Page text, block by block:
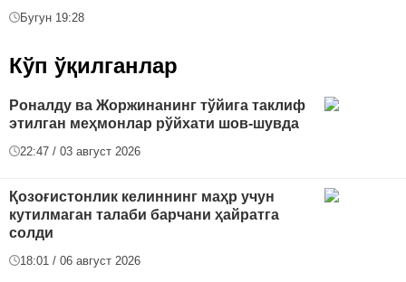
Бугун 19:28
Кўп ўқилганлар
Роналду ва Жоржинанинг тўйига таклиф
этилган меҳмонлар рўйхати шов-шувда
22:47 / 03 август 2026
Қозоғистонлик келиннинг маҳр учун
кутилмаган талаби барчани ҳайратга
солди
18:01 / 06 август 2026